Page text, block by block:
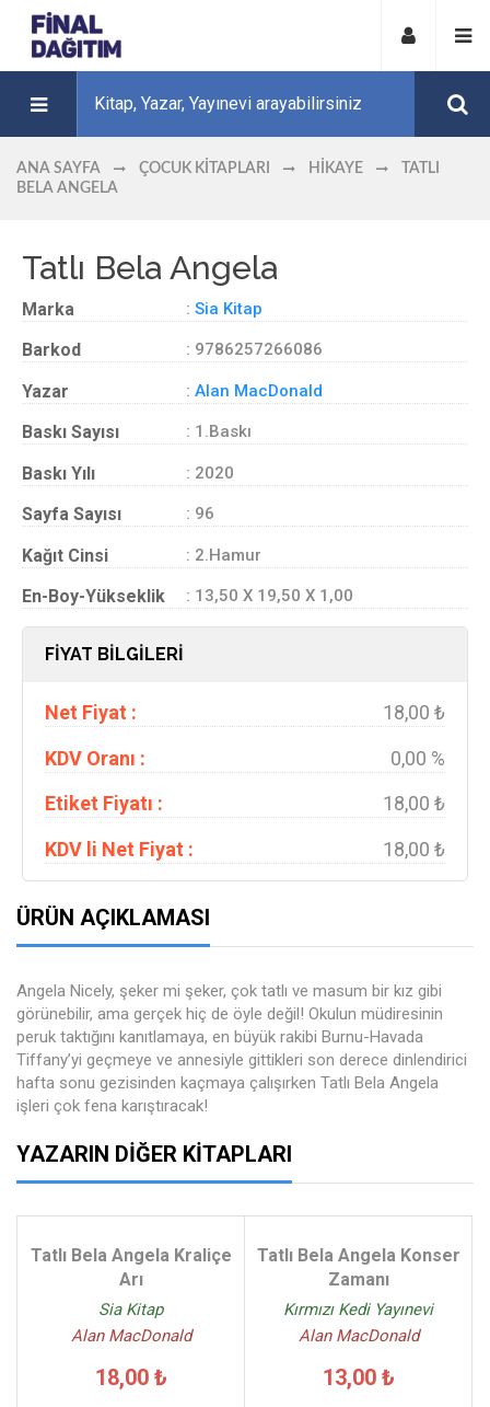
ANA SAYFA ÇOCUK KITAPLARI HIKAYE
TATLI
BELA ANGELA
Tatlı Bela Angela
Marka : Sia Kitap
Barkod : 9786257266086
Yazar : Alan MacDonald
Baskı Sayısı : 1.Baskı
Baskı Yılı : 2020
Sayfa Sayısı : 96
Kağıt Cinsi : 2.Hamur
En-Boy-Yükseklik : 13,50 X 19,50 X 1,00
FİYAT BİLGİLERİ
Net Fiyat :
18,00 ₺
KDV Oranı :
0,00 %
Etiket Fiyatı :
18,00 ₺
KDV li Net Fiyat :
18,00 ₺
ÜRÜN AÇIKLAMASI
Angela Nicely, şeker mi şeker, çok tatlı ve masum bir kız gibi
görünebilir, ama gerçek hiç de öyle değil! Okulun müdiresinin
peruk taktığını kanıtlamaya, en büyük rakibi Burnu-Havada
Tiffany’yi geçmeye ve annesiyle gittikleri son derece dinlendirici
hafta sonu gezisinden kaçmaya çalışırken Tatlı Bela Angela
işleri çok fena karıştıracak!
YAZARIN DIĞER KITAPLARI
Tatlı Bela Angela Kraliçe
Arı
Sia Kitap
Alan MacDonald
18,00 ₺
Tatlı Bela Angela Konser
Zamanı
Kırmızı Kedi Yayınevi
Alan MacDonald
13,00 ₺